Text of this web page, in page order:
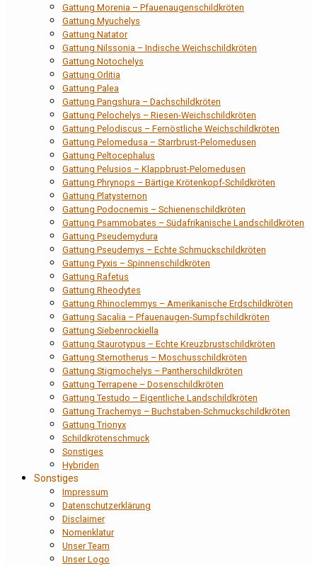
Gattung Morenia – Pfauenaugenschildkröten
Gattung Myuchelys
Gattung Natator
Gattung Nilssonia – Indische Weichschildkröten
Gattung Notochelys
Gattung Orlitia
Gattung Palea
Gattung Pangshura – Dachschildkröten
Gattung Pelochelys – Riesen-Weichschildkröten
Gattung Pelodiscus – Fernöstliche Weichschildkröten
Gattung Pelomedusa – Starrbrust-Pelomedusen
Gattung Peltocephalus
Gattung Pelusios – Klappbrust-Pelomedusen
Gattung Phrynops – Bärtige Krötenkopf-Schildkröten
Gattung Platysternon
Gattung Podocnemis – Schienenschildkröten
Gattung Psammobates – Südafrikanische Landschildkröten
Gattung Pseudemydura
Gattung Pseudemys – Echte Schmuckschildkröten
Gattung Pyxis – Spinnenschildkröten
Gattung Rafetus
Gattung Rheodytes
Gattung Rhinoclemmys – Amerikanische Erdschildkröten
Gattung Sacalia – Pfauenaugen-Sumpfschildkröten
Gattung Siebenrockiella
Gattung Staurotypus – Echte Kreuzbrustschildkröten
Gattung Sternotherus – Moschusschildkröten
Gattung Stigmochelys – Pantherschildkröten
Gattung Terrapene – Dosenschildkröten
Gattung Testudo – Eigentliche Landschildkröten
Gattung Trachemys – Buchstaben-Schmuckschildkröten
Gattung Trionyx
Schildkrötenschmuck
Sonstiges
Hybriden
Sonstiges
Impressum
Datenschutzerklärung
Disclaimer
Nomenklatur
Unser Team
Unser Logo